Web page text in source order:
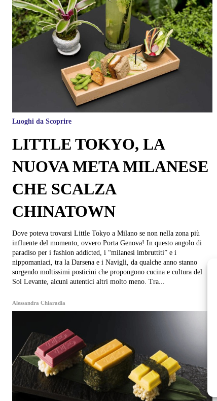
Luoghi da Scoprire
LITTLE TOKYO, LA
NUOVA META MILANESE
CHE SCALZA
CHINATOWN
Dove poteva trovarsi Little Tokyo a Milano se non nella zona più
influente del momento, ovvero Porta Genova! In questo angolo di
paradiso per i fashion addicted, i “milanesi imbruttiti” e i
nippomaniaci, tra la Darsena e i Navigli, da qualche anno stanno
sorgendo moltissimi posticini che propongono cucina e cultura del
Sol Levante, alcuni autentici altri molto meno. Tra...
Alessandra Chiaradia